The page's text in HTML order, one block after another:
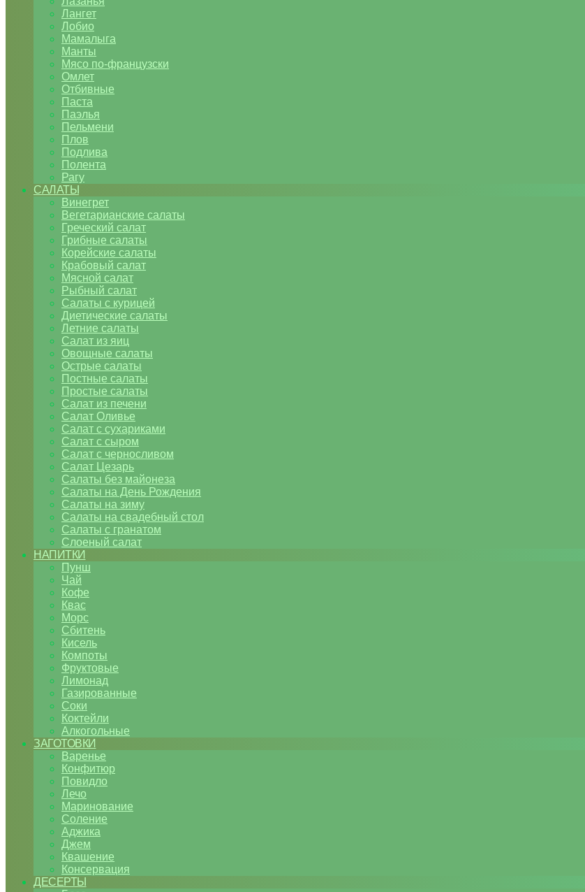
Лангет
Лобио
Мамалыга
Манты
Мясо по-французски
Омлет
Отбивные
Паста
Паэлья
Пельмени
Плов
Подлива
Полента
Рагу
САЛАТЫ
Винегрет
Вегетарианские салаты
Греческий салат
Грибные салаты
Корейские салаты
Крабовый салат
Мясной салат
Рыбный салат
Салаты с курицей
Диетические салаты
Летние салаты
Салат из яиц
Овощные салаты
Острые салаты
Постные салаты
Простые салаты
Салат из печени
Салат Оливье
Салат с сухариками
Салат с сыром
Салат с черносливом
Салат Цезарь
Салаты без майонеза
Салаты на День Рождения
Салаты на зиму
Салаты на свадебный стол
Салаты с гранатом
Слоеный салат
НАПИТКИ
Пунш
Чай
Кофе
Квас
Морс
Сбитень
Кисель
Компоты
Фруктовые
Лимонад
Газированные
Соки
Коктейли
Алкогольные
ЗАГОТОВКИ
Варенье
Конфитюр
Повидло
Лечо
Маринование
Соление
Аджика
Джем
Квашение
Консервация
ДЕСЕРТЫ